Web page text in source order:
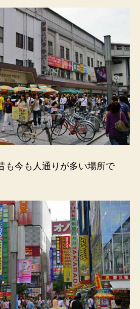
も今も人通りが多い場所で